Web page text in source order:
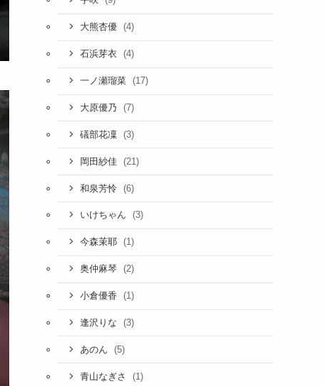
大熊杏優 (4)
石浜芽衣 (4)
一ノ瀬瑠菜 (17)
大原優乃 (7)
礒部花凜 (3)
岡田紗佳 (21)
和泉芳怜 (6)
いけちゃん (3)
今森茉耶 (1)
奥仲麻琴 (2)
小倉優香 (1)
逢沢りな (3)
あのん (5)
青山なぎさ (1)